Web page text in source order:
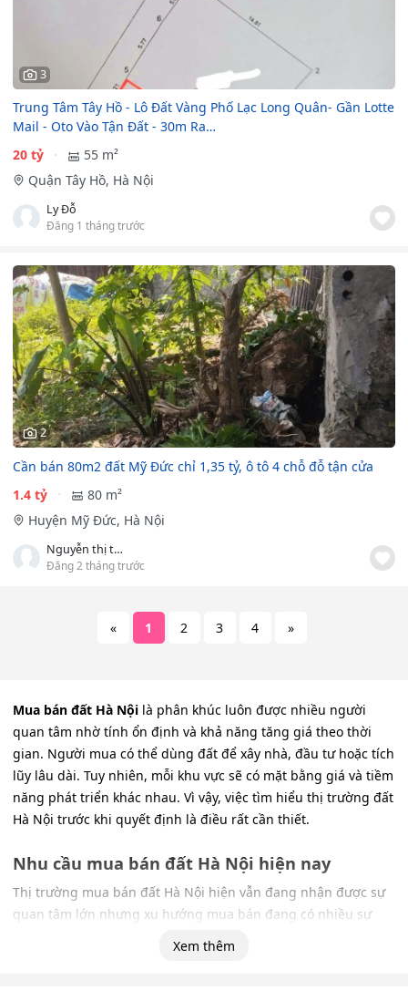
3
Trung Tâm Tây Hồ - Lô Đất Vàng Phố Lạc Long Quân- Gần Lotte
Mail - Oto Vào Tận Đất - 30m Ra…
20 tỷ
55 m²
Quận Tây Hồ, Hà Nội
Ly Đỗ
Đăng 1 tháng trước
2
Cần bán 80m2 đất Mỹ Đức chỉ 1,35 tỷ, ô tô 4 chỗ đỗ tận cửa
1.4 tỷ
80 m²
Huyện Mỹ Đức, Hà Nội
Nguyễn thị thảo
Đăng 2 tháng trước
« 1 2 3 4 »
Mua bán đất Hà Nội là phân khúc luôn được nhiều người
quan tâm nhờ tính ổn định và khả năng tăng giá theo thời
gian. Người mua có thể dùng đất để xây nhà, đầu tư hoặc tích
lũy lâu dài. Tuy nhiên, mỗi khu vực sẽ có mặt bằng giá và tiềm
năng phát triển khác nhau. Vì vậy, việc tìm hiểu thị trường đất
Hà Nội trước khi quyết định là điều rất cần thiết.
Nhu cầu mua bán đất Hà Nội hiện nay
Thị trường mua bán đất Hà Nội hiện vẫn đang nhận được sự
quan tâm lớn nhưng xu hướng mua bán đang có nhiều sự
thay đổi so với những năm trước. Thay vì chạy theo những
Xem thêm